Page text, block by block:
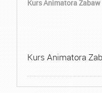
Kurs Animatora Zabaw
Kurs Animatora